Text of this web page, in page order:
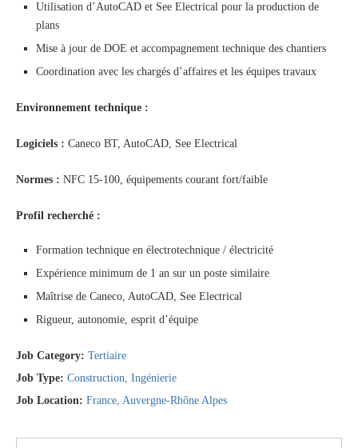
Utilisation d’AutoCAD et See Electrical pour la production de
plans
Mise à jour de DOE et accompagnement technique des chantiers
Coordination avec les chargés d’affaires et les équipes travaux
Environnement technique :
Logiciels : Caneco BT, AutoCAD, See Electrical
Normes : NFC 15-100, équipements courant fort/faible
Profil recherché :
Formation technique en électrotechnique / électricité
Expérience minimum de 1 an sur un poste similaire
Maîtrise de Caneco, AutoCAD, See Electrical
Rigueur, autonomie, esprit d’équipe
Job Category: Tertiaire
Job Type: Construction Ingénierie
Job Location: France Auvergne-Rhône Alpes